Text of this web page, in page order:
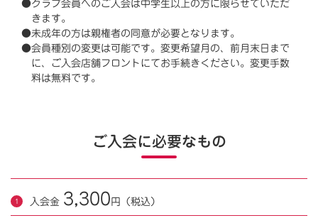
●クラブ会員へのご入会は中学生以上の方に限らせていただ
きます。
●未成年の方は親権者の同意が必要となります。
●会員種別の変更は可能です。変更希望月の、前月末日まで
に、ご入会店舗フロントにてお手続きください。変更手数
料は無料です。
ご入会に必要なもの
入会金 3,300円（税込）